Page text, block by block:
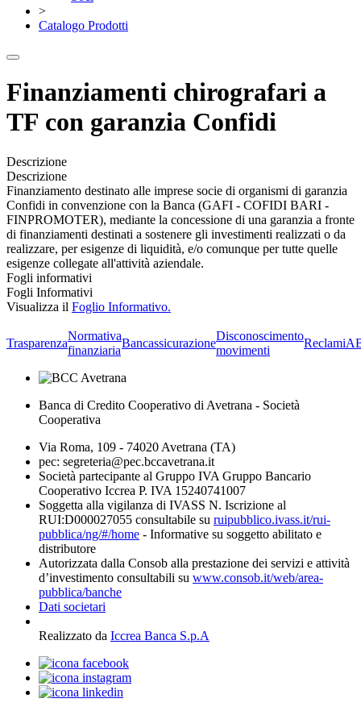
>
Catalogo Prodotti
Finanziamenti chirografari a
TF con garanzia Confidi
Descrizione
Descrizione
Finanziamento destinato alle imprese socie di organismi di garanzia
Confidi in convenzione con la Banca (GAFI - COFIDI BARI -
FINPROMOTER), mediante la concessione di una garanzia a fronte
di finanziamenti destinati a sostenere gli investimenti realizzati o da
realizzare, per esigenze di liquidità, e/o comunque per tutte quelle
esigenze collegate all'attività aziendale.
Fogli informativi
Fogli Informativi
Visualizza il Foglio Informativo.
Trasparenza
Normativa
finanziaria
Bancassicurazione
Disconoscimento
movimenti
Reclami
Banca di Credito Cooperativo di Avetrana - Società
Cooperativa
Via Roma, 109 - 74020 Avetrana (TA)
pec: segreteria@pec.bccavetrana.it
Società partecipante al Gruppo IVA Gruppo Bancario
Cooperativo Iccrea P. IVA 15240741007
Soggetta alla vigilanza di IVASS N. Iscrizione al
RUI:D000027055 consultabile su ruipubblico.ivass.it/rui-
pubblica/ng/#/home - Informative su soggetto abilitato e
distributore
Autorizzata dalla Consob alla prestazione dei servizi e attività
d’investimento consultabili su www.consob.it/web/area-
pubblica/banche
Dati societari
Realizzato da Iccrea Banca S.p.A